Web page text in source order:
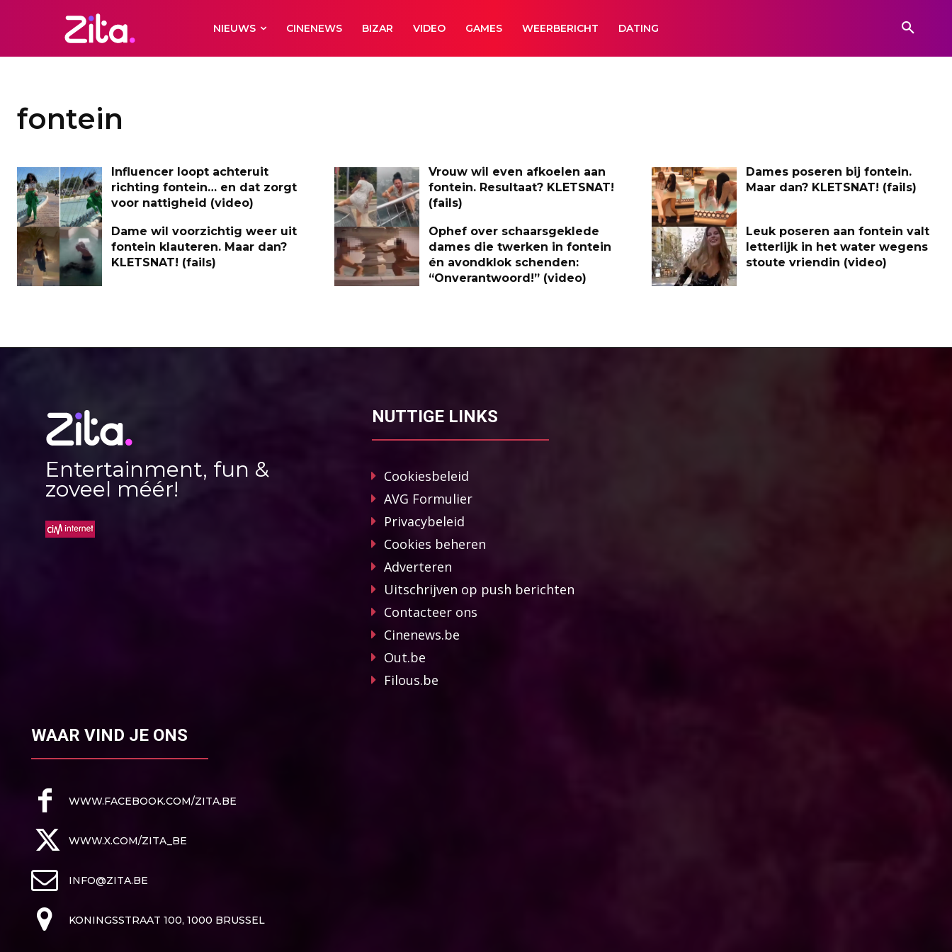
NIEUWS CINENEWS BIZAR VIDEO GAMES WEERBERICHT DATING
fontein
Influencer loopt achteruit
richting fontein… en dat zorgt
voor nattigheid (video)
Vrouw wil even afkoelen aan
fontein. Resultaat? KLETSNAT!
(fails)
Dames poseren bij fontein.
Maar dan? KLETSNAT! (fails)
Dame wil voorzichtig weer uit
fontein klauteren. Maar dan?
KLETSNAT! (fails)
Ophef over schaarsgeklede
dames die twerken in fontein
én avondklok schenden:
“Onverantwoord!” (video)
Leuk poseren aan fontein valt
letterlijk in het water wegens
stoute vriendin (video)
Entertainment, fun &
zoveel méér!
NUTTIGE LINKS
Cookiesbeleid
AVG Formulier
Privacybeleid
Cookies beheren
Adverteren
Uitschrijven op push berichten
Contacteer ons
Cinenews.be
Out.be
Filous.be
WAAR VIND JE ONS
WWW.FACEBOOK.COM/ZITA.BE
WWW.X.COM/ZITA_BE
INFO@ZITA.BE
KONINGSSTRAAT 100, 1000 BRUSSEL